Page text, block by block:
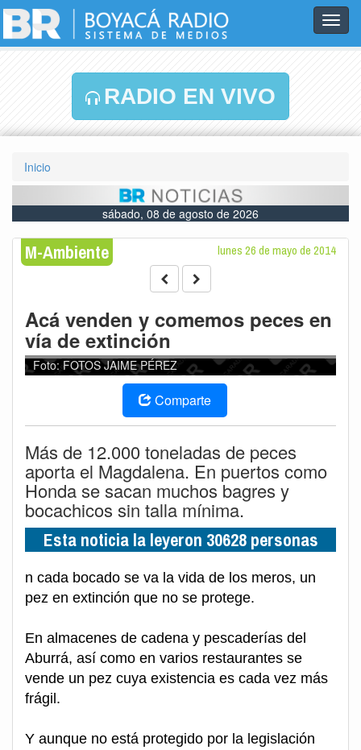
RADIO EN VIVO
Inicio
sábado, 08 de agosto de 2026
M-Ambiente lunes 26 de mayo de 2014
Acá venden y comemos peces en
vía de extinción
Foto: FOTOS JAIME PÉREZ
Comparte
Más de 12.000 toneladas de peces
aporta el Magdalena. En puertos como
Honda se sacan muchos bagres y
bocachicos sin talla mínima.
Esta noticia la leyeron 30628 personas
n cada bocado se va la vida de los meros, un
pez en extinción que no se protege.
En almacenes de cadena y pescaderías del
Aburrá, así como en varios restaurantes se
vende un pez cuya existencia es cada vez más
frágil.
Y aunque no está protegido por la legislación